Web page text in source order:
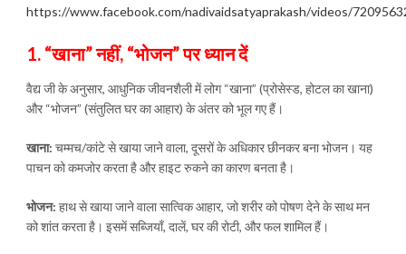
https://www.facebook.com/nadivaidsatyaprakash/videos/
1. “खाना” नहीं, “भोजन” पर ध्यान दें
वैद्य जी के अनुसार, आधुनिक जीवनशैली में लोग “खाना” (प्रोसेस्ड, होटल का खाना)
और “भोजन” (संतुलित घर का आहार) के अंतर को भूल गए हैं।
खाना: चम्मच/कांटे से खाया जाने वाला, दूसरों के अधिकार छीनकर बना भोजन। यह
पाचन को कमजोर करता है और हाइट रुकने का कारण बनता है।
भोजन: हाथ से खाया जाने वाला सात्विक आहार, जो शरीर को पोषण देने के साथ मन
को शांत करता है। इसमें सब्जियाँ, दालें, घर की रोटी, और फल शामिल हैं।